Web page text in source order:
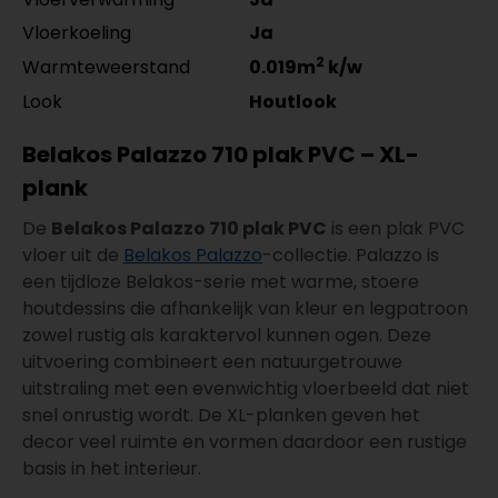
Vloerkoeling
Ja
Warmteweerstand
0.019m2 k/w
Look
Houtlook
Belakos Palazzo 710 plak PVC – XL-
plank
De Belakos Palazzo 710 plak PVC is een plak PVC
vloer uit de Belakos Palazzo-collectie. Palazzo is
een tijdloze Belakos-serie met warme, stoere
houtdessins die afhankelijk van kleur en legpatroon
zowel rustig als karaktervol kunnen ogen. Deze
uitvoering combineert een natuurgetrouwe
uitstraling met een evenwichtig vloerbeeld dat niet
snel onrustig wordt. De XL-planken geven het
decor veel ruimte en vormen daardoor een rustige
basis in het interieur.